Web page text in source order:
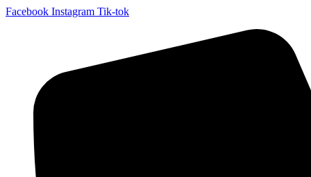
Facebook Instagram Tik-tok